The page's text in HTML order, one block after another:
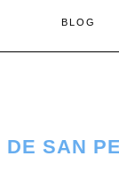
BLOG
DE SAN